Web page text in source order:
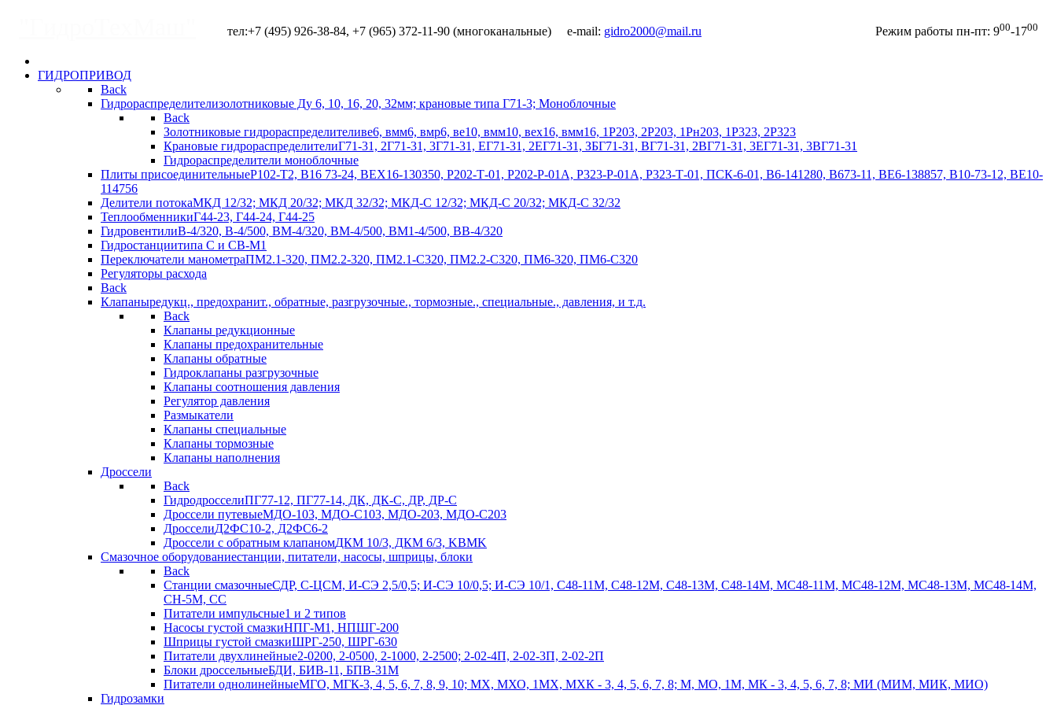
тел:+7 (495) 926-38-84, +7 (965) 372-11-90 (многоканальные) e-mail: Режим работы пн-пт: 900-1700
ГИДРОПРИВОД
Back
Гидрораспределителизолотниковые Ду 6, 10, 16, 20, 32мм; крановые типа Г71-3; Моноблочные
Back
Золотниковые гидрораспределителиве6, вмм6, вмр6, ве10, вмм10, вех16, вмм16, 1Р203, 2Р203, 1Рн203, 1Р323, 2Р323
Крановые гидрораспределителиГ71-31, 2Г71-31, 3Г71-31, ЕГ71-31, 2ЕГ71-31, ЗБГ71-З1, ВГ71-31, 2ВГ71-31, 3EГ71-31, 3BГ71-31
Гидрораспределители моноблочные
Плиты присоединительныеР102-Т2, В16 73-24, ВЕХ16-130350, Р202-Т-01, Р202-Р-01А, Р323-Р-01А, Р323-Т-01, ПСК-6-01, В6-141280, В673-11, ВЕ6-138857, В10-73-12, ВЕ10-
114756
Делители потокаМКД 12/32; МКД 20/32; МКД 32/32; МКД-С 12/32; МКД-С 20/32; МКД-С 32/32
ТеплообменникиГ44-23, Г44-24, Г44-25
ГидровентилиВ-4/320, В-4/500, ВМ-4/320, ВМ-4/500, ВМ1-4/500, ВВ-4/320
Гидростанциитипа С и СВ-М1
Переключатели манометраПМ2.1-320, ПМ2.2-320, ПМ2.1-С320, ПМ2.2-С320, ПМ6-320, ПМ6-С320
Регуляторы расхода
Back
Клапаныредукц., предохранит., обратные, разгрузочные., тормозные., специальные., давления, и т.д.
Back
Клапаны редукционные
Клапаны предохранительные
Клапаны обратные
Гидроклапаны разгрузочные
Клапаны соотношения давления
Регулятор давления
Размыкатели
Клапаны специальные
Клапаны тормозные
Клапаны наполнения
Дроссели
Back
ГидродросселиПГ77-12, ПГ77-14, ДК, ДК-С, ДР, ДР-С
Дроссели путевыеМДО-103, МДО-С103, МДО-203, МДО-С203
ДросселиД2ФС10-2, Д2ФС6-2
Дроссели с обратным клапаномДКМ 10/3, ДКМ 6/3, KBMK
Смазочное оборудованиестанции, питатели, насосы, шприцы, блоки
Back
Станции смазочныеСДР, С-ЦСМ, И-СЭ 2,5/0,5; И-СЭ 10/0,5; И-СЭ 10/1, С48-11М, С48-12М, С48-13М, С48-14М, МС48-11М, МС48-12М, МС48-13М, МС48-14М,
СН-5М, CC
Питатели импульсные1 и 2 типов
Насосы густой смазкиНПГ-М1, НПШГ-200
Шприцы густой смазкиШРГ-250, ШРГ-630
Питатели двухлинейные2-0200, 2-0500, 2-1000, 2-2500; 2-02-4П, 2-02-3П, 2-02-2П
Блоки дроссельныеБДИ, БИВ-11, БПВ-31М
Питатели однолинейныеМГО, МГК-3, 4, 5, 6, 7, 8, 9, 10; МХ, МХО, 1МХ, МХК - 3, 4, 5, 6, 7, 8; М, МО, 1М, МК - 3, 4, 5, 6, 7, 8; МИ (МИМ, МИК, МИО)
Гидрозамки